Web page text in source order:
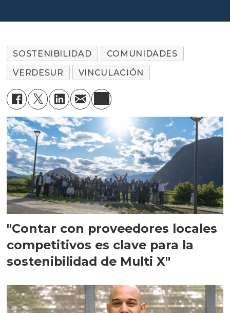
SOSTENIBILIDAD
COMUNIDADES
VERDESUR
VINCULACIÓN
"Contar con proveedores locales
competitivos es clave para la
sostenibilidad de Multi X"